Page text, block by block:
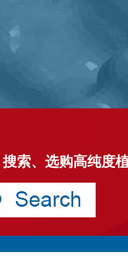
搜索、选购高纯度